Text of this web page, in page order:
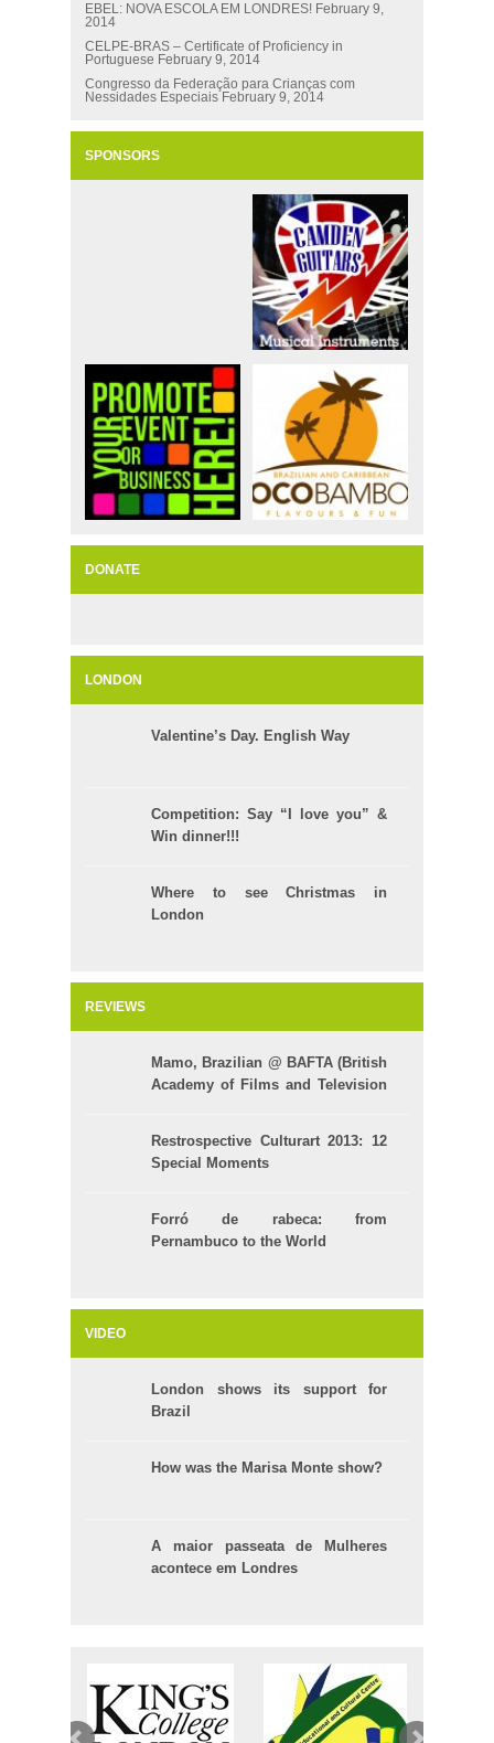
EBEL: NOVA ESCOLA EM LONDRES! February 9,
2014
CELPE-BRAS – Certificate of Proficiency in
Portuguese February 9, 2014
Congresso da Federação para Crianças com
Nessidades Especiais February 9, 2014
SPONSORS
DONATE
LONDON
Valentine’s Day. English Way
Competition: Say “I love you” &
Win dinner!!!
Where to see Christmas in
London
REVIEWS
Mamo, Brazilian @ BAFTA (British
Academy of Films and Television
Restrospective Culturart 2013: 12
Special Moments
Forró de rabeca: from
Pernambuco to the World
VIDEO
London shows its support for
Brazil
How was the Marisa Monte show?
A maior passeata de Mulheres
acontece em Londres